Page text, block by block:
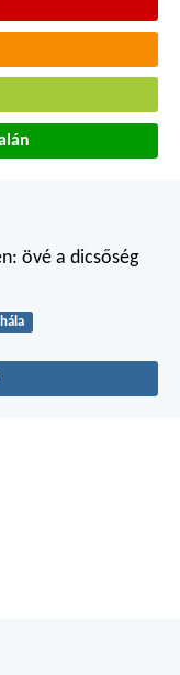
övé a dicsőség
hála